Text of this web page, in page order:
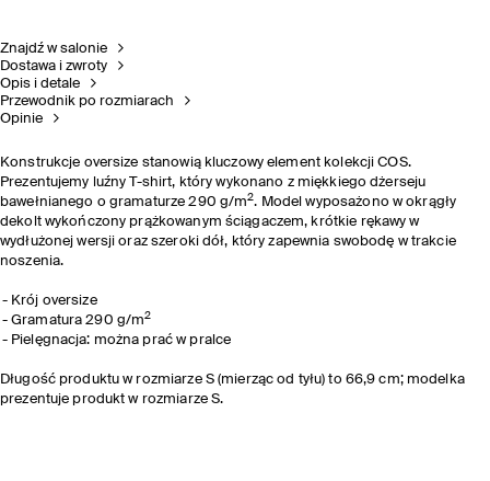
Znajdź w salonie
Dostawa i zwroty
Opis i detale
Przewodnik po rozmiarach
Opinie
Konstrukcje oversize stanowią kluczowy element kolekcji COS.
Prezentujemy luźny T-shirt, który wykonano z miękkiego dżerseju
bawełnianego o gramaturze 290 g/m2. Model wyposażono w okrągły
dekolt wykończony prążkowanym ściągaczem, krótkie rękawy w
wydłużonej wersji oraz szeroki dół, który zapewnia swobodę w trakcie
noszenia.
Krój oversize
Gramatura 290 g/m2
Pielęgnacja: można prać w pralce
Długość produktu w rozmiarze S (mierząc od tyłu) to 66,9 cm; modelka
prezentuje produkt w rozmiarze S.